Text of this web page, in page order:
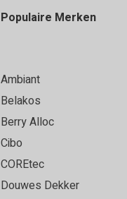
Populaire Merken
Ambiant
Belakos
Berry Alloc
Cibo
COREtec
Douwes Dekker